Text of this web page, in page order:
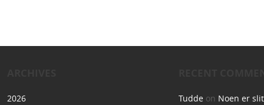
2026 Tudde on Noen er